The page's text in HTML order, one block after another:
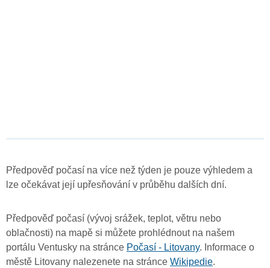
Předpověď počasí na více než týden je pouze výhledem a
lze očekávat její upřesňování v průběhu dalších dní.
Předpověď počasí (vývoj srážek, teplot, větru nebo
oblačnosti) na mapě si můžete prohlédnout na našem
portálu Ventusky na stránce Počasí - Litovany. Informace o
městě Litovany nalezenete na stránce Wikipedie.